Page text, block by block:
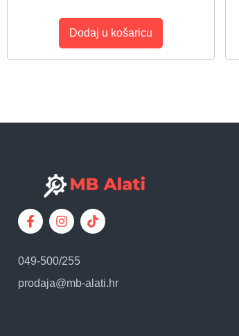
Dodaj u košaricu
049-500/255
prodaja@mb-alati.hr